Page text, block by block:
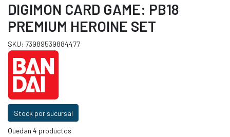
DIGIMON CARD GAME: PB18
PREMIUM HEROINE SET
SKU: 73989539884477
Stock por sucursal
Quedan 4 productos